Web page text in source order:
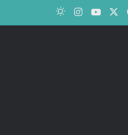
فيسبوك‫YouTube
انستقرامالوضع المظلم